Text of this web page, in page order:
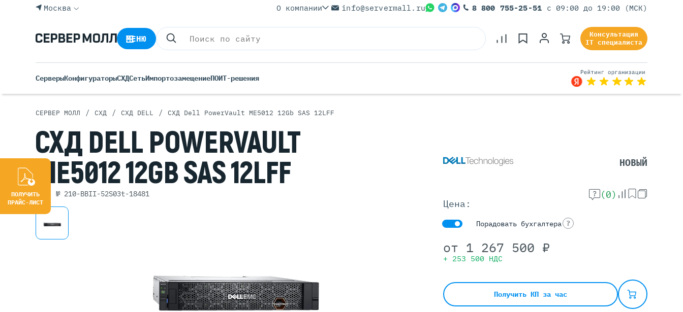
Rack Серверы
Tower Серверы
Российские Серверы
Б/У Серверы (Refurbished)
Серверы Для Офиса
Серверы Для Виртуализации
DELL G17
DELL G16
DELL G15
Серверы С GPU
С GPU NVIDIA
С GPU AMD
С GPU Huawei Ascend
Москва О компании info@servermall.ru 8 800 755-25-51 с 09:00 до 19:00 (МСК)
МЕНЮ
Консультация
IT специалиста
СерверыКонфигураторыСХДСетьИмпортозамещениеПОИТ-решения
СЕРВЕР МОЛЛ / СХД / СХД DELL / СХД Dell PowerVault ME5012 12Gb SAS 12LFF
СХД DELL POWERVAULT
ME5012 12GBSAS 12LFF
арт. № 210-BBII-52S03t-18481
НОВЫЙ
(0)
Цена:
Порадовать бухгалтера ?
от 1 267 500 ₽
+ 253 500 НДС
Получить КП за час
ПОЛУЧИТЬ
ПРАЙС-ЛИСТ